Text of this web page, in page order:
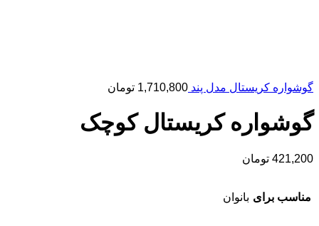
گوشواره کریستال مدل پند 1,710,800 تومان
گوشواره کریستال کوچک
421,200 تومان
مناسب برای بانوان